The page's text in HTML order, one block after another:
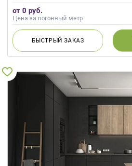
от 0 руб.
Цена за погонный метр
БЫСТРЫЙЗАКАЗ